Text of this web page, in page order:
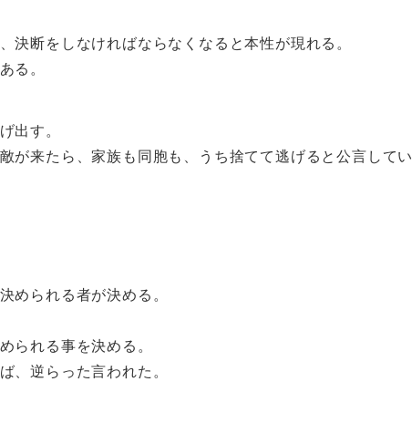
決断をしなければならなくなると本性が現れる。
る。
出す。
が来たら、家族も同胞も、うち捨てて逃げると公言してい
められる者が決める。
られる事を決める。
、逆らった言われた。